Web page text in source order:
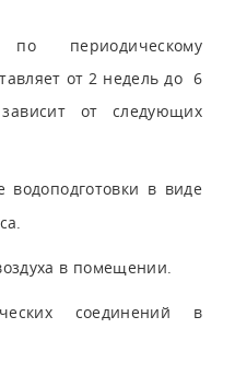
периодическому
от 2 недель до 6
от следующих
водоподготовки в виде
в помещении.
соединений в